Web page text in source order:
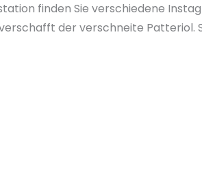
finden Sie verschiedene
der verschneite Patteriol.